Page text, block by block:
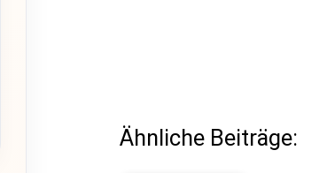
Ähnliche Beiträge: